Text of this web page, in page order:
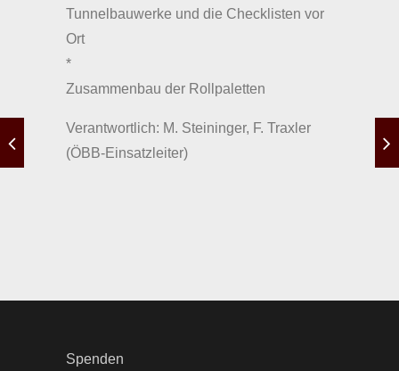
Tunnelbauwerke und die Checklisten vor
Ort
*
Zusammenbau der Rollpaletten
Verantwortlich: M. Steininger, F. Traxler
(ÖBB-Einsatzleiter)
Spenden